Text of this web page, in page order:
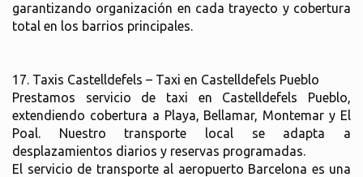
garantizando organización en cada trayecto y cobertura
total en los barrios principales.
17. Taxis Castelldefels – Taxi en Castelldefels Pueblo
Prestamos servicio de taxi en Castelldefels Pueblo,
extendiendo cobertura a Playa, Bellamar, Montemar y El
Poal. Nuestro transporte local se adapta a
desplazamientos diarios y reservas programadas.
El servicio de transporte al aeropuerto Barcelona es una